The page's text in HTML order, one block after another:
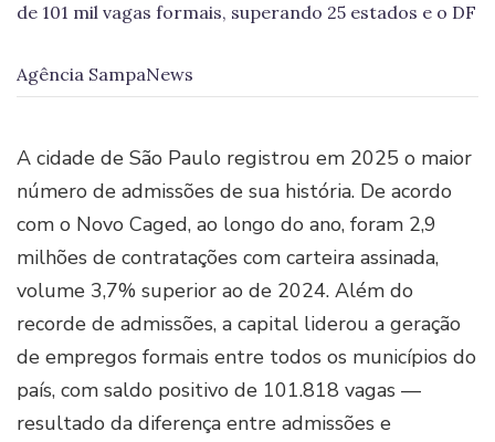
de 101 mil vagas formais, superando 25 estados e o DF
Agência SampaNews
A cidade de São Paulo registrou em 2025 o maior
número de admissões de sua história. De acordo
com o Novo Caged, ao longo do ano, foram 2,9
milhões de contratações com carteira assinada,
volume 3,7% superior ao de 2024. Além do
recorde de admissões, a capital liderou a geração
de empregos formais entre todos os municípios do
país, com saldo positivo de 101.818 vagas —
resultado da diferença entre admissões e